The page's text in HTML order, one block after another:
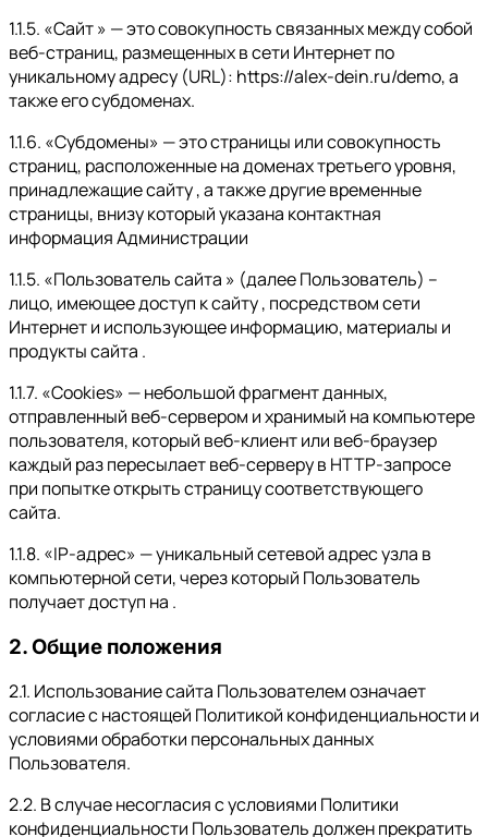
1.1.5. «Сайт » — это совокупность связанных между собой
веб-страниц, размещенных в сети Интернет по
уникальному адресу (URL): https://alex-dein.ru/demo, а
также его субдоменах.
1.1.6. «Субдомены» — это страницы или совокупность
страниц, расположенные на доменах третьего уровня,
принадлежащие сайту , а также другие временные
страницы, внизу который указана контактная
информация Администрации
1.1.5. «Пользователь сайта » (далее Пользователь) –
лицо, имеющее доступ к сайту , посредством сети
Интернет и использующее информацию, материалы и
продукты сайта .
1.1.7. «Cookies» — небольшой фрагмент данных,
отправленный веб-сервером и хранимый на компьютере
пользователя, который веб-клиент или веб-браузер
каждый раз пересылает веб-серверу в HTTP-запросе
при попытке открыть страницу соответствующего
сайта.
1.1.8. «IP-адрес» — уникальный сетевой адрес узла в
компьютерной сети, через который Пользователь
получает доступ на .
2. Общие положения
2.1. Использование сайта Пользователем означает
согласие с настоящей Политикой конфиденциальности и
условиями обработки персональных данных
Пользователя.
2.2. В случае несогласия с условиями Политики
конфиденциальности Пользователь должен прекратить